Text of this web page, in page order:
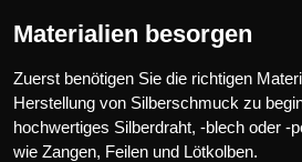
Materialien besorgen
Zuerst benötigen Sie die richtigen
Herstellung von Silberschmuck zu
hochwertiges Silberdraht, -blech oder -
wie Zangen, Feilen und Lötkolben.